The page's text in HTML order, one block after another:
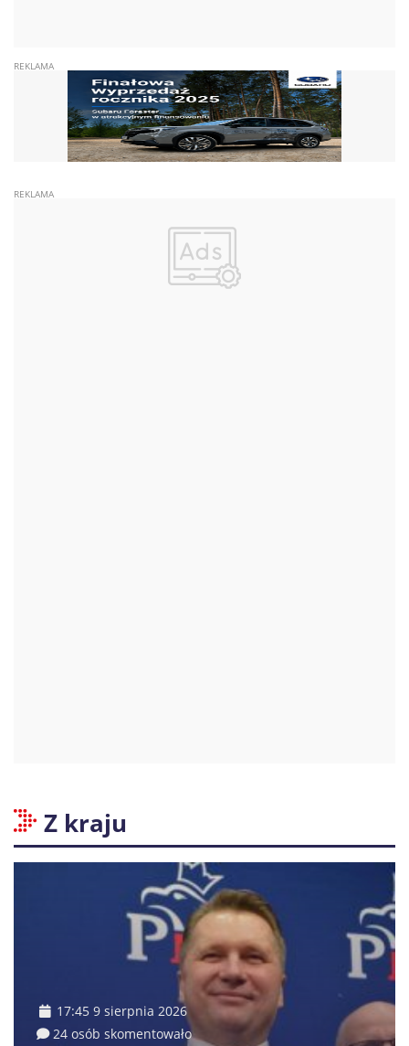
Z kraju
17:45 9 sierpnia 2026
24 osób skomentowało